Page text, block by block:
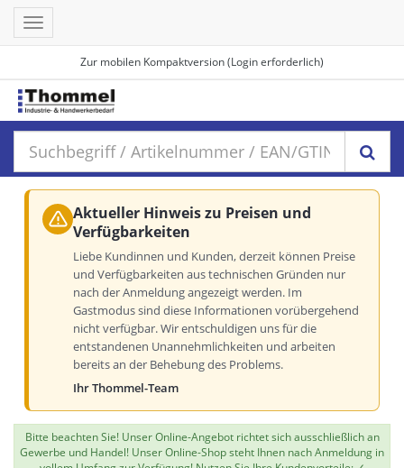
Zur mobilen Kompaktversion (Login erforderlich)
Toggle
navigation
Aktueller Hinweis zu Preisen und
Verfügbarkeiten
Liebe Kundinnen und Kunden, derzeit können Preise
und Verfügbarkeiten aus technischen Gründen nur
nach der Anmeldung angezeigt werden. Im
Gastmodus sind diese Informationen vorübergehend
nicht verfügbar. Wir entschuldigen uns für die
entstandenen Unannehmlichkeiten und arbeiten
bereits an der Behebung des Problems.
Ihr Thommel-Team
Bitte beachten Sie! Unser Online-Angebot richtet sich ausschließlich an
Gewerbe und Handel! Unser Online-Shop steht Ihnen nach Anmeldung in